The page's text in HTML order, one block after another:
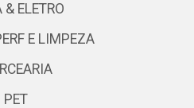
& ELETRO
E LIMPEZA
PET